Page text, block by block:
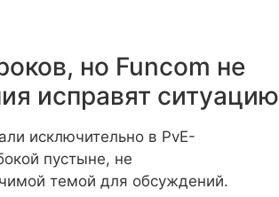
но Funcom не
исправят ситуацию
исключительно в PvE-
пустыне, не
темой для обсуждений.